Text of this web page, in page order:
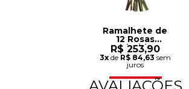
Ramalhete de
12 Rosas
Coloridas
R$ 253,90
3xde R$ 84,63 sem
juros
AVALIAÇÕES